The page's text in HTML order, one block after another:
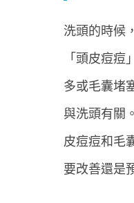
洗頭的時候
「頭皮痘
多或毛囊堵
與洗頭有關
皮痘痘和毛
要改善還是